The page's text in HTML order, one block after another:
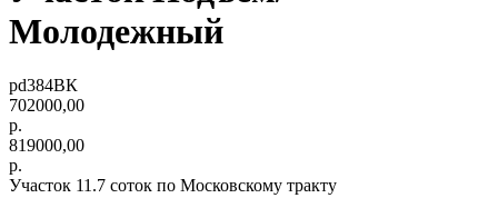
Молодежный
pd384ВК
702000,00
р.
819000,00
р.
Участок 11.7 соток по Московскому тракту